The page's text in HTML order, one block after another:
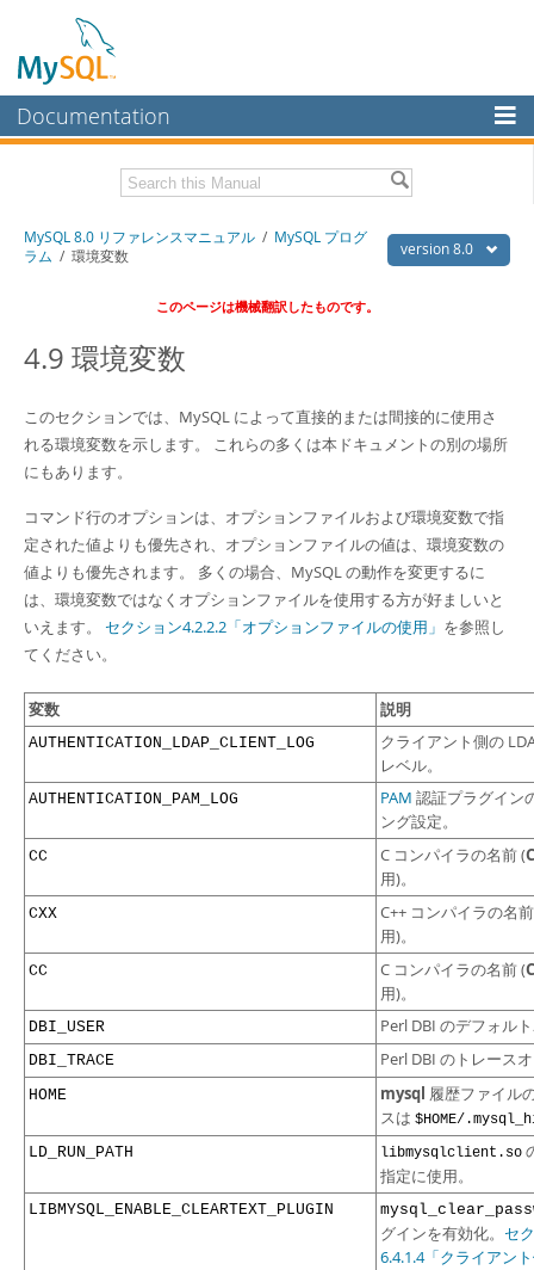
Documentation
MySQL Enterprise
Workbench
Connectors
More
MySQL.com
Developer Zone
Download this Manual version 8.0
MySQL 8.0 リファレンスマニュアル / MySQL プログ
ラム / 環境変数
このページは機械翻訳したものです。
4.9 環境変数
このセクションでは、MySQL によって直接的または間接的に使用さ
れる環境変数を示します。 これらの多くは本ドキュメントの別の場所
にもあります。
コマンド行のオプションは、オプションファイルおよび環境変数で指
定された値よりも優先され、オプションファイルの値は、環境変数の
値よりも優先されます。 多くの場合、MySQL の動作を変更するに
は、環境変数ではなくオプションファイルを使用する方が好ましいと
いえます。 セクション4.2.2.2「オプションファイルの使用」 を参照し
てください。
変数 説明
AUTHENTICATION_LDAP_CLIENT_LOG
クライアント側の
レベル。
AUTHENTICATION_PAM_LOG PAM 認証プラグイン
ング設定。
CC C コンパイラの名前 (
用)。
CXX
C++ コンパイラの名
用)。
CC C コンパイラの名前 (
用)。
DBI_USER Perl DBI のデフォル
DBI_TRACE Perl DBI のトレース
HOME mysql 履歴ファイル
スは $HOME/
LD_RUN_PATH libmysqlclient.so
指定に使用。
LIBMYSQL_ENABLE_CLEARTEXT_PLUGIN
グインを有効化。 セ
6.4.1.4「クライアン